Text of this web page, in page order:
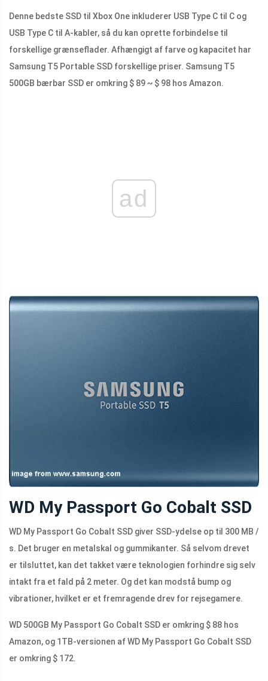
Denne bedste SSD til Xbox One inkluderer USB Type C til C og
USB Type C til A-kabler, så du kan oprette forbindelse til
forskellige grænseflader. Afhængigt af farve og kapacitet har
Samsung T5 Portable SSD forskellige priser. Samsung T5
500GB bærbar SSD er omkring $ 89 ~ $ 98 hos Amazon.
ad
WD My Passport Go Cobalt SSD
WD My Passport Go Cobalt SSD giver SSD-ydelse op til 300 MB /
s. Det bruger en metalskal og gummikanter. Så selvom drevet
er tilsluttet, kan det takket være teknologien forhindre sig selv
intakt fra et fald på 2 meter. Og det kan modstå bump og
vibrationer, hvilket er et fremragende drev for rejsegamere.
WD 500GB My Passport Go Cobalt SSD er omkring $ 88 hos
Amazon, og 1TB-versionen af ​​WD My Passport Go Cobalt SSD
er omkring $ 172.